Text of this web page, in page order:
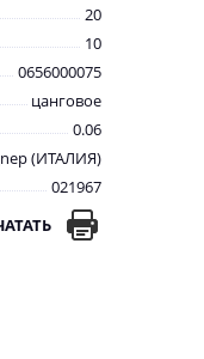
20
10
0656000075
цанговое
0.06
(ИТАЛИЯ)
021967